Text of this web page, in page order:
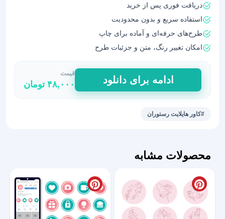
دریافت فوری پس از خرید
استفاده سریع و بدون محدودیت
طرح‌های حرفه‌ای و آماده برای چاپ
امکان تغییر رنگ، متن و جزئیات طرح
طرح
مینیمال
کاور
هایلایت
ادامه برای دانلود
قیمت
۴۸,۰۰۰ تومان
#کاور هایلایت رستوران
محصولات مشابه